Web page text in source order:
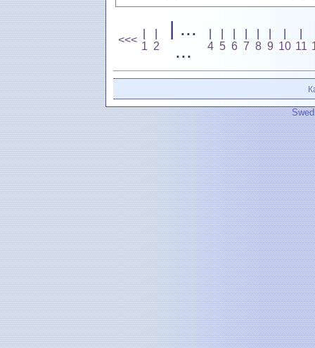
<<<
1 2
| ...
...
4 5 6 7 8 9 10 11